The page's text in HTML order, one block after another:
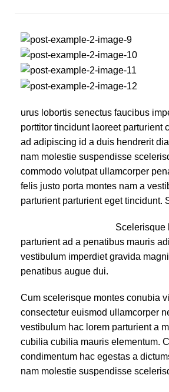
urus lobortis senectus faucibus
porttitor tincidunt laoreet parturient
ad adipiscing id a duis hendrerit
nam molestie suspendisse
commodo volutpat ullamcorper
felis justo porta montes nam a
parturient parturient eget tincidunt.
Scelerisque
parturient ad a penatibus mauris
vestibulum imperdiet gravida
penatibus augue dui.
Cum scelerisque montes conubia
consectetur euismod ullamcorper
vestibulum hac lorem parturient a
cubilia cubilia mauris elementum.
condimentum hac egestas a
nam molestie suspendisse